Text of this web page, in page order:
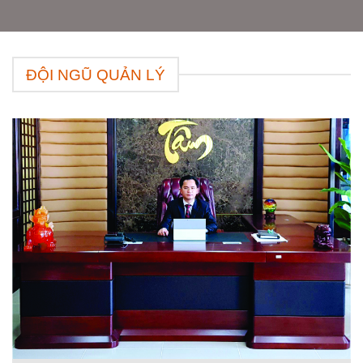
ĐỘI NGŨ QUẢN LÝ